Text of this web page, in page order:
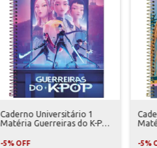
Caderno Universitário 1
Matéria Guerreiras do K-Pop
-5%OFF -5%